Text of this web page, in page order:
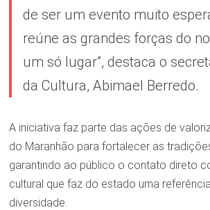
de ser um evento muito
reúne as grandes forças do
um só lugar”, destaca o
da Cultura, Abimael Berredo.
A iniciativa faz parte das ações de
do Maranhão para fortalecer as
garantindo ao público o contato direto
cultural que faz do estado uma
diversidade.